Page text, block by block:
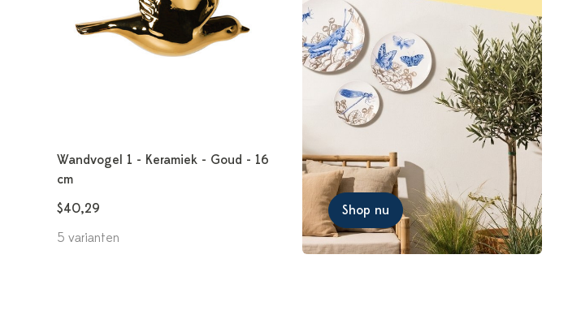
Wandvogel 1 - Keramiek - Goud - 16
cm
$40,29
5 varianten
Shop nu